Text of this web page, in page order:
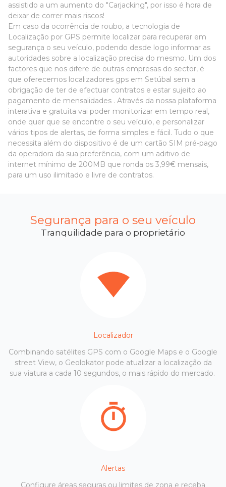
assistido a um aumento do "Carjacking", por isso é hora de
deixar de correr mais riscos!
Em caso da ocorrência de roubo, a tecnologia de
Localização por GPS permite localizar para recuperar em
segurança o seu veículo, podendo desde logo informar as
autoridades sobre a localização precisa do mesmo. Um dos
factores que nos difere de outras empresas do sector, é
que oferecemos localizadores gps em Setúbal sem a
obrigação de ter de efectuar contratos e estar sujeito ao
pagamento de mensalidades . Através da nossa plataforma
interativa e gratuita vai poder monitorizar em tempo real,
onde quer que se encontre o seu veículo, e personalizar
vários tipos de alertas, de forma simples e fácil. Tudo o que
necessita além do dispositivo é de um cartão SIM pré-pago
da operadora da sua preferência, com um aditivo de
internet mínimo de 200MB que ronda os 3,99€ mensais,
para um uso ilimitado e livre de contratos.
Segurança para o seu veículo
Tranquilidade para o proprietário
Localizador
Combinando satélites GPS com o Google Maps e o Google
street View, o Geolokator pode atualizar a localização da
sua viatura a cada 10 segundos, o mais rápido do mercado.
Alertas
Configure áreas seguras ou limites de zona e receba